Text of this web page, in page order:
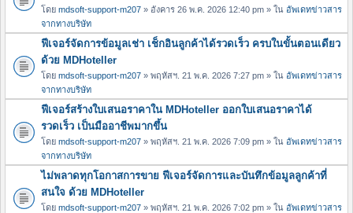
โดย mdsoft-support-m207 » อังคาร 26 พ.ค. 2026 12:40 pm » ใน อัพเดทข่าวสาร
จากทางบริษัท
ฟีเจอร์จัดการข้อมูลเช่า เช็กอินลูกค้าได้รวดเร็ว ครบในขั้นตอนเดียว
ด้วย MDHoteller
โดย mdsoft-support-m207 » พฤหัสฯ. 21 พ.ค. 2026 7:27 pm » ใน อัพเดทข่าวสาร
จากทางบริษัท
ฟีเจอร์สร้างใบเสนอราคาใน MDHoteller ออกใบเสนอราคาได้
รวดเร็ว เป็นมืออาชีพมากขึ้น
โดย mdsoft-support-m207 » พฤหัสฯ. 21 พ.ค. 2026 7:09 pm » ใน อัพเดทข่าวสาร
จากทางบริษัท
ไม่พลาดทุกโอกาสการขาย ฟีเจอร์จัดการและบันทึกข้อมูลลูกค้าที่
สนใจ ด้วย MDHoteller
โดย mdsoft-support-m207 » พฤหัสฯ. 21 พ.ค. 2026 7:02 pm » ใน อัพเดทข่าวสาร